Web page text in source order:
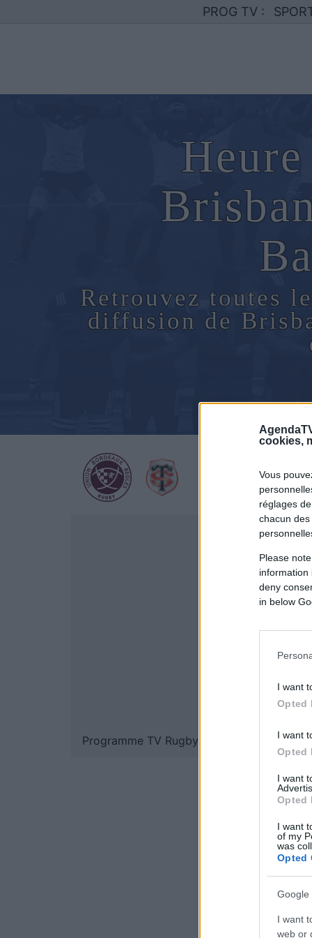
cookies,
Vous
réglages
chacun
Please
information
deny
in below
I want
Opted
I want
Opted
I want
Opted
I want
of my
was
Opted
Google
I want
web or
PROG TV :
Retrouvez toutes
diffusion de
Programme TV Rugby National Rugby